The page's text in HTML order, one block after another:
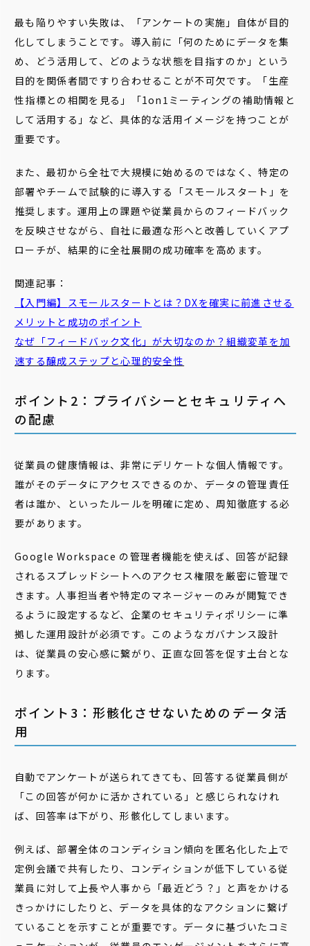
最も陥りやすい失敗は、「アンケートの実施」自体が目的
化してしまうことです。導入前に「何のためにデータを集
め、どう活用して、どのような状態を目指すのか」という
目的を関係者間ですり合わせることが不可欠です。「生産
性指標との相関を見る」「1on1ミーティングの補助情報と
して活用する」など、具体的な活用イメージを持つことが
重要です。
また、最初から全社で大規模に始めるのではなく、特定の
部署やチームで試験的に導入する「スモールスタート」を
推奨します。運用上の課題や従業員からのフィードバック
を反映させながら、自社に最適な形へと改善していくアプ
ローチが、結果的に全社展開の成功確率を高めます。
関連記事：
【入門編】 スモールスタート とは？DXを確実に前進させる
メリットと成功のポイント
なぜ「フィードバック文化」が大切なのか？組織変革を加
速する醸成ステップと心理的安全性
ポイント2：プライバシーとセキュリティへ
の配慮
従業員の健康情報は、非常にデリケートな個人情報です。
誰がそのデータにアクセスできるのか、データの管理責任
者は誰か、といったルールを明確に定め、周知徹底する必
要があります。
Google Workspace の管理者機能を使えば、回答が記録
されるスプレッドシートへのアクセス権限を厳密に管理で
きます。人事担当者や特定のマネージャーのみが閲覧でき
るように設定するなど、企業のセキュリティポリシーに準
拠した運用設計が必須です。このようなガバナンス設計
は、従業員の安心感に繋がり、正直な回答を促す土台とな
ります。
ポイント3：形骸化させないためのデータ活
用
自動でアンケートが送られてきても、回答する従業員側が
「この回答が何かに活かされている」と感じられなけれ
ば、回答率は下がり、形骸化してしまいます。
例えば、部署全体のコンディション傾向を匿名化した上で
定例会議で共有したり、コンディションが低下している従
業員に対して上長や人事から「最近どう？」と声をかける
きっかけにしたりと、データを具体的なアクションに繋げ
ていることを示すことが重要です。データに基づいたコミ